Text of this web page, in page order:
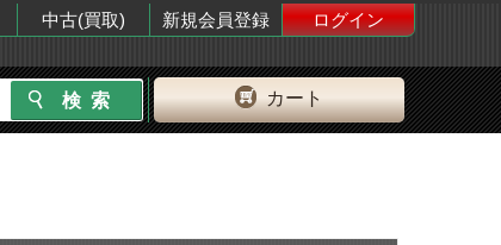
中古(買取) 新規会員登録
ログイン
カート